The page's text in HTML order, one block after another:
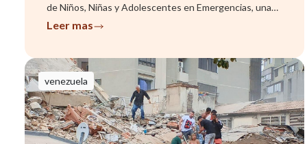
de Niños, Niñas y Adolescentes en Emergencias, una
herramienta que ...
Leer mas
venezuela